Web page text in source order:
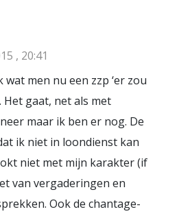
, 20:41
wat men nu een zzp ‘er zou
gaat, net als met
maar ik ben er nog. De
ik niet in loondienst kan
niet met mijn karakter (if
van vergaderingen en
Ook de chantage-